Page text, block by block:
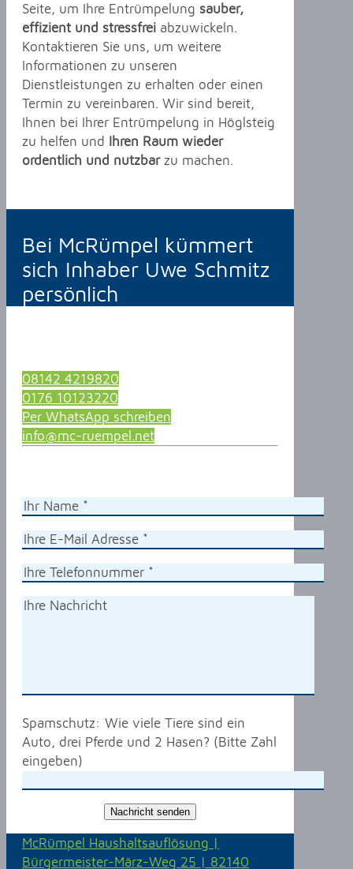
Seite, um Ihre Entrümpelung sauber,
effizient und stressfrei abzuwickeln.
Kontaktieren Sie uns, um weitere
Informationen zu unseren
Dienstleistungen zu erhalten oder einen
Termin zu vereinbaren. Wir sind bereit,
Ihnen bei Ihrer Entrümpelung in Höglsteig
zu helfen und Ihren Raum wieder
ordentlich und nutzbarzu machen.
Bei McRümpel kümmert
sich Inhaber Uwe Schmitz
persönlich
08142 4219820
0176 10123220
Per WhatsApp schreiben
info@mc-ruempel.net
Spamschutz: Wie viele Tiere sind ein
Auto, drei Pferde und 2 Hasen? (Bitte Zahl
eingeben)
McRümpel Haushaltsauflösung |
Bürgermeister-März-Weg 25 | 82140